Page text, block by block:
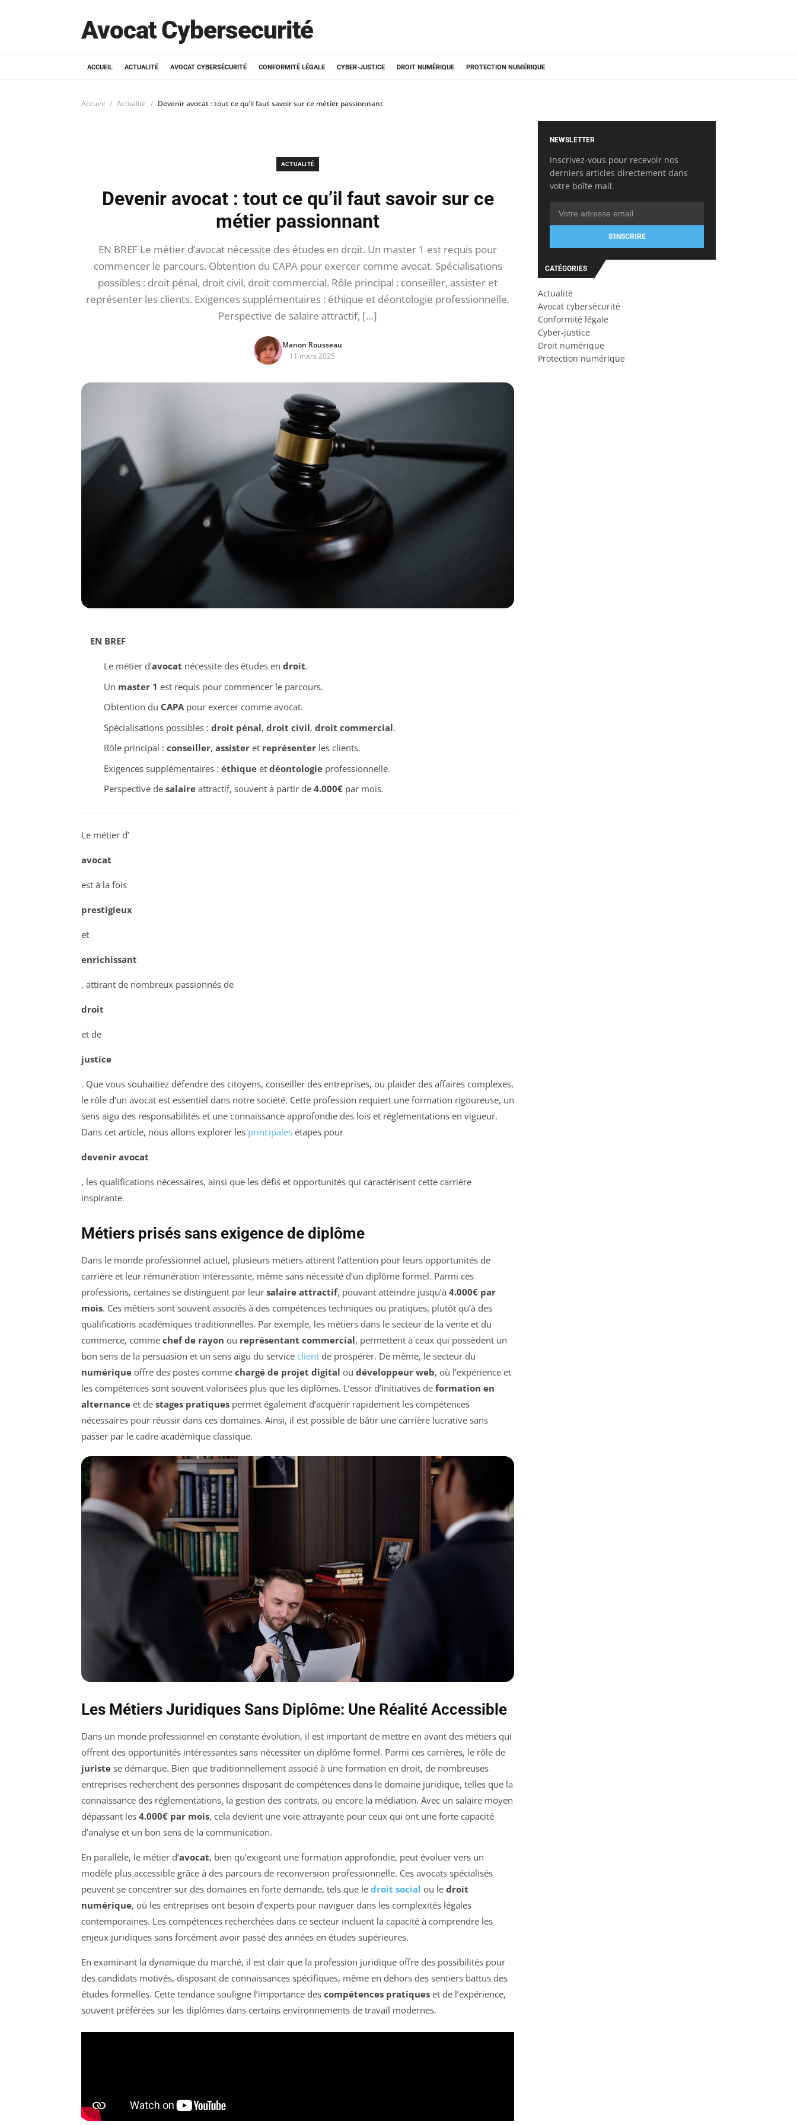
Avocat Cybersecurité
ACCUEIL ACTUALITÉ AVOCAT CYBERSÉCURITÉ CONFORMITÉ LÉGALE CYBER-JUSTICE DROIT NUMÉRIQUE PROTECTION NUMÉRIQUE
Accueil Actualité Devenir avocat : tout ce qu’il faut savoir sur ce métier passionnant
ACTUALITÉ
Devenir avocat : tout ce qu’il faut savoir sur ce
métier passionnant
EN BREF Le métier d’avocat nécessite des études en droit. Un master 1 est requis pour
commencer le parcours. Obtention du CAPA pour exercer comme avocat. Spécialisations
possibles : droit pénal, droit civil, droit commercial. Rôle principal : conseiller, assister et
représenter les clients. Exigences supplémentaires : éthique et déontologie professionnelle.
Perspective de salaire attractif, […]
Manon Rousseau
11 mars 2025
EN BREF
Le métier d’avocat nécessite des études en droit.
Un master 1 est requis pour commencer le parcours.
Obtention du CAPApour exercer comme avocat.
Spécialisations possibles : droit pénal, droit civil, droit commercial.
Rôle principal : conseiller, assisteret représenterles clients.
Exigences supplémentaires : éthiqueet déontologieprofessionnelle.
Perspective de salaireattractif, souvent à partir de 4.000€par mois.
Le métier d’
avocat
est à la fois
prestigieux
et
enrichissant
, attirant de nombreux passionnés de
droit
et de
justice
. Que vous souhaitiez défendre des citoyens, conseiller des entreprises, ou plaider des affaires complexes,
le rôle d’un avocat est essentiel dans notre société. Cette profession requiert une formation rigoureuse, un
sens aigu des responsabilités et une connaissance approfondie des lois et réglementations en vigueur.
Dans cet article, nous allons explorer les principales étapes pour
devenir avocat
, les qualifications nécessaires, ainsi que les défis et opportunités qui caractérisent cette carrière
inspirante.
Métiers prisés sans exigence de diplôme
Dans le monde professionnel actuel, plusieurs métiers attirent l’attention pour leurs opportunités de
carrière et leur rémunération intéressante, même sans nécessité d’un diplôme formel. Parmi ces
professions, certaines se distinguent par leur salaire attractif, pouvant atteindre jusqu’à 4.000€ par
mois. Ces métiers sont souvent associés à des compétences techniques ou pratiques, plutôt qu’à des
qualifications académiques traditionnelles. Par exemple, les métiers dans le secteur de la vente et du
commerce, comme chef de rayon ou représentant commercial, permettent à ceux qui possèdent un
bon sens de la persuasion et un sens aigu du service client de prospérer. De même, le secteur du
numérique offre des postes comme chargé de projet digital ou développeur web, où l’expérience et
les compétences sont souvent valorisées plus que les diplômes. L’essor d’initiatives de formation en
alternance et de stages pratiques permet également d’acquérir rapidement les compétences
nécessaires pour réussir dans ces domaines. Ainsi, il est possible de bâtir une carrière lucrative sans
passer par le cadre académique classique.
Les Métiers Juridiques Sans Diplôme: Une Réalité Accessible
Dans un monde professionnel en constante évolution, il est important de mettre en avant des métiers qui
offrent des opportunités intéressantes sans nécessiter un diplôme formel. Parmi ces carrières, le rôle de
juriste se démarque. Bien que traditionnellement associé à une formation en droit, de nombreuses
entreprises recherchent des personnes disposant de compétences dans le domaine juridique, telles que la
connaissance des réglementations, la gestion des contrats, ou encore la médiation. Avec un salaire moyen
dépassant les 4.000€ par mois, cela devient une voie attrayante pour ceux qui ont une forte capacité
d’analyse et un bon sens de la communication.
En parallèle, le métier d’avocat, bien qu’exigeant une formation approfondie, peut évoluer vers un
modèle plus accessible grâce à des parcours de reconversion professionnelle. Ces avocats spécialisés
peuvent se concentrer sur des domaines en forte demande, tels que le droit social ou le droit
numérique, où les entreprises ont besoin d’experts pour naviguer dans les complexités légales
contemporaines. Les compétences recherchées dans ce secteur incluent la capacité à comprendre les
enjeux juridiques sans forcément avoir passé des années en études supérieures.
En examinant la dynamique du marché, il est clair que la profession juridique offre des possibilités pour
des candidats motivés, disposant de connaissances spécifiques, même en dehors des sentiers battus des
études formelles. Cette tendance souligne l’importance des compétences pratiques et de l’expérience,
souvent préférées sur les diplômes dans certains environnements de travail modernes.
NEWSLETTER
Inscrivez-vous pour recevoir nos
derniers articles directement dans
votre boîte mail.
S'INSCRIRE
CATÉGORIES
Actualité
Avocat cybersécurité
Conformité légale
Cyber-justice
Droit numérique
Protection numérique